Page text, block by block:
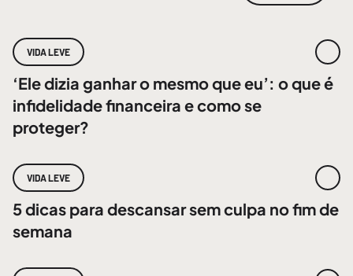
VIDA LEVE
‘Ele dizia ganhar o mesmo que eu’: o que é
infidelidade financeira e como se
proteger?
VIDA LEVE
5 dicas para descansar sem culpa no fim de
semana